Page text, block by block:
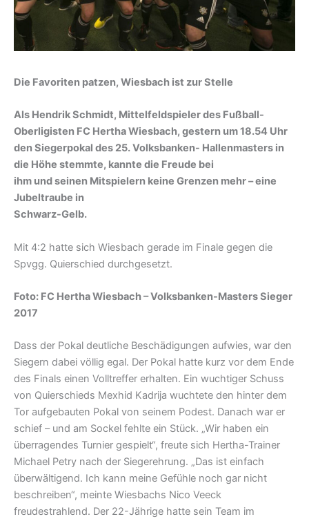
Die Favoriten patzen, Wiesbach ist zur Stelle
Als Hendrik Schmidt, Mittelfeldspieler des Fußball-
Oberligisten FC Hertha Wiesbach, gestern um 18.54 Uhr
den Siegerpokal des 25. Volksbanken- Hallenmasters in
die Höhe stemmte, kannte die Freude bei
ihm und seinen Mitspielern keine Grenzen mehr – eine
Jubeltraube in
Schwarz-Gelb.
Mit 4:2 hatte sich Wiesbach gerade im Finale gegen die
Spvgg. Quierschied durchgesetzt.
Foto: FC Hertha Wiesbach – Volksbanken-Masters Sieger
2017
Dass der Pokal deutliche Beschädigungen aufwies, war den
Siegern dabei völlig egal. Der Pokal hatte kurz vor dem Ende
des Finals einen Volltreffer erhalten. Ein wuchtiger Schuss
von Quierschieds Mexhid Kadrija wuchtete den hinter dem
Tor aufgebauten Pokal von seinem Podest. Danach war er
schief – und am Sockel fehlte ein Stück. „Wir haben ein
überragendes Turnier gespielt“, freute sich Hertha-Trainer
Michael Petry nach der Siegerehrung. „Das ist einfach
überwältigend. Ich kann meine Gefühle noch gar nicht
beschreiben“, meinte Wiesbachs Nico Veeck
freudestrahlend. Der 22-Jährige hatte sein Team im